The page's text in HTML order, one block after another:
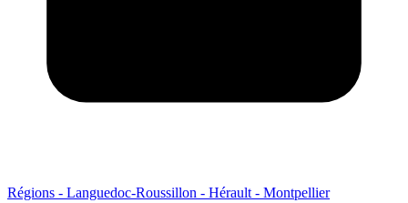
Régions - Languedoc-Roussillon - Hérault - Montpellier